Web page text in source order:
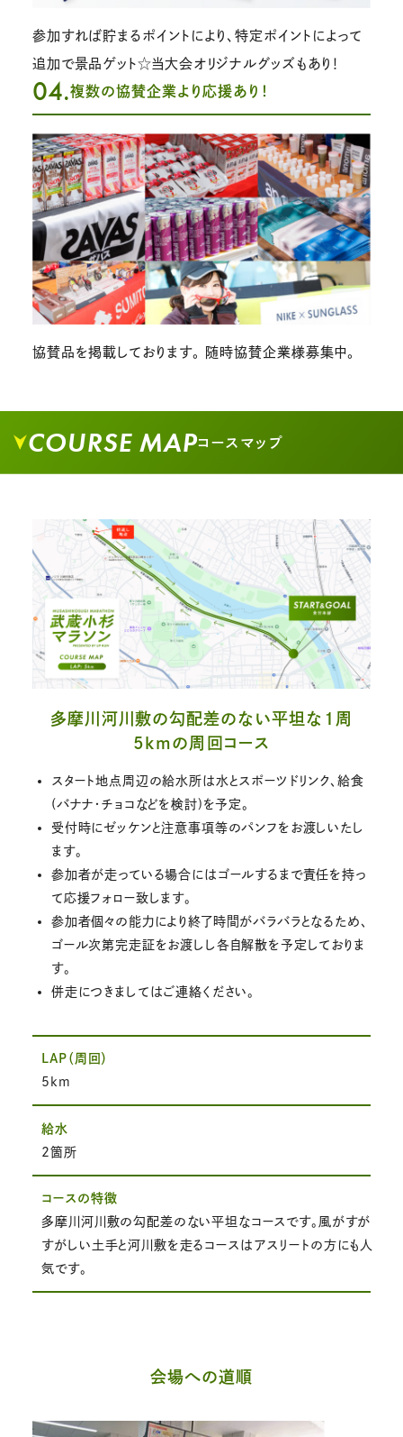
参加すれば貯まるポイントにより、特定ポイントによって
追加で景品ゲット☆当大会オリジナルグッズもあり！
04.複数の協賛企業より応援あり！
協賛品を掲載しております。 随時協賛企業様募集中。
COURSE MAPコースマップ
多摩川河川敷の勾配差のない平坦な1周
5kmの周回コース
スタート地点周辺の給水所は水とスポーツドリンク、給食
(バナナ・チョコなどを検討)を予定。
受付時にゼッケンと注意事項等のパンフをお渡しいたし
ます。
参加者が走っている場合にはゴールするまで責任を持っ
て応援フォロー致します。
参加者個々の能力により終了時間がバラバラとなるため、
ゴール次第完走証をお渡しし各自解散を予定しておりま
す。
併走につきましてはご連絡ください。
LAP（周回）
5km
給水
2箇所
コースの特徴
多摩川河川敷の勾配差のない平坦なコースです。風がすが
すがしい土手と河川敷を走るコースはアスリートの方にも人
気です。
会場への道順